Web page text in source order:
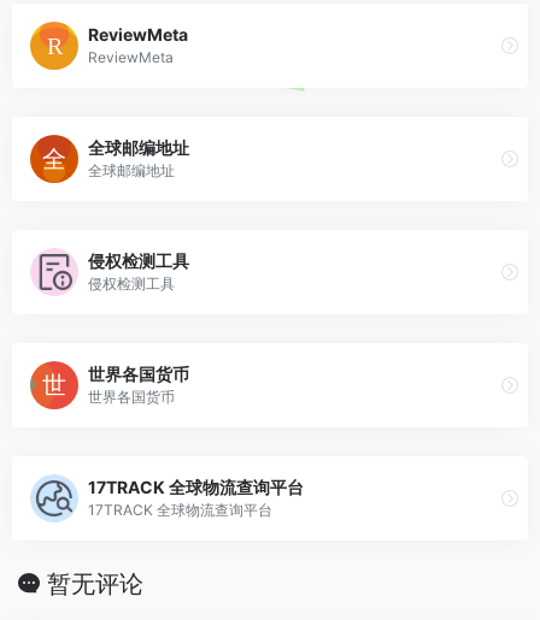
ReviewMeta
ReviewMeta
全球邮编地址
全球邮编地址
侵权检测工具
侵权检测工具
世界各国货币
世界各国货币
17TRACK 全球物流查询平台
17TRACK 全球物流查询平台
暂无评论